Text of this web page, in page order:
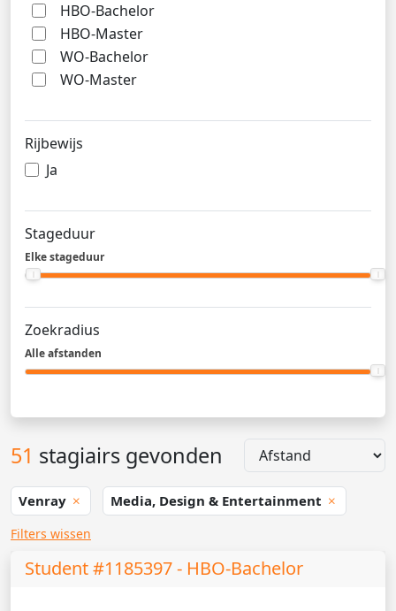
HBO-Bachelor
HBO-Master
WO-Bachelor
WO-Master
Rijbewijs
Ja
Stageduur
Elke stageduur
Zoekradius
Alle afstanden
51 stagiairs gevonden
Venray Media, Design & Entertainment
Filters wissen
Student #1185397 - HBO-Bachelor